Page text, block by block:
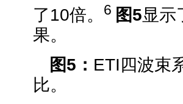
了10倍。
6 图5显示
果。
图5 ： ETI四波束
比。